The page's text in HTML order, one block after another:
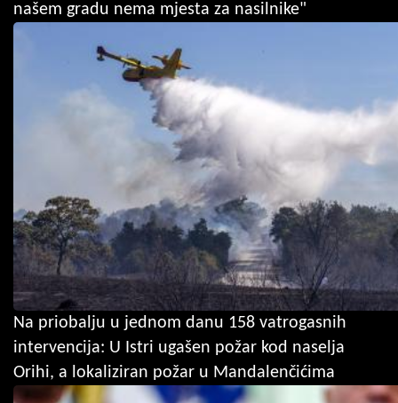
našem gradu nema mjesta za nasilnike"
Na priobalju u jednom danu 158 vatrogasnih
intervencija: U Istri ugašen požar kod naselja
Orihi, a lokaliziran požar u Mandalenčićima